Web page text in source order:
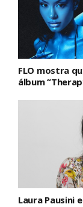
FLO mostra
álbum
Laura Pausini